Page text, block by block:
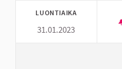
LUONTIAIKA
31.01.2023